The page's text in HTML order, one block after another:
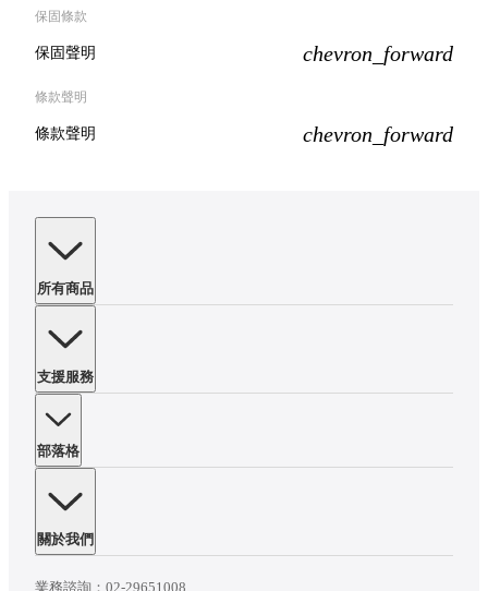
保固條款
保固聲明 chevron_forward
條款聲明
條款聲明 chevron_forward
所有商品
支援服務
部落格
關於我們
業務諮詢： 02-29651008